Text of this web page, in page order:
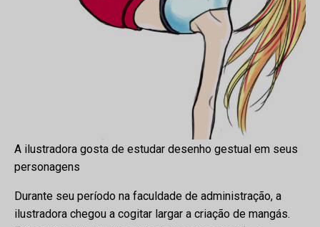
A ilustradora gosta de estudar desenho gestual em seus
personagens
Durante seu período na faculdade de administração, a
ilustradora chegou a cogitar largar a criação de mangás.